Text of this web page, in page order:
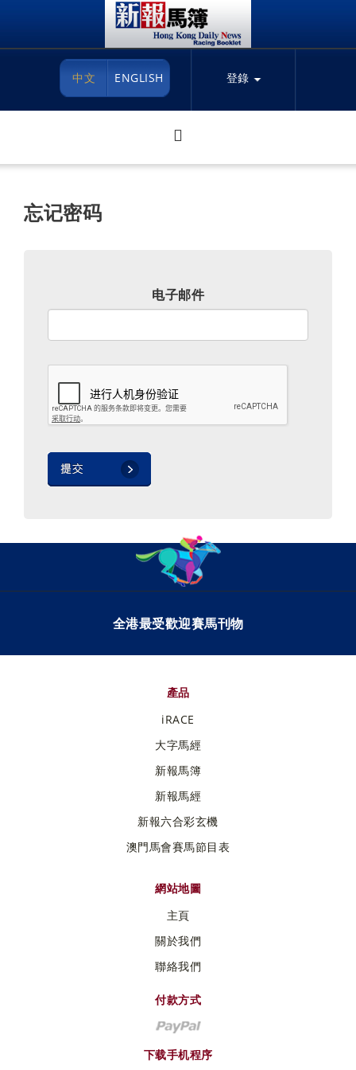
中文 ENGLISH 登錄
忘记密码
电子邮件
全港最受歡迎賽馬刊物
產品
iRACE
大字馬經
新報馬簿
新報馬經
新報六合彩玄機
澳門馬會賽馬節目表
網站地圖
主頁
關於我們
聯絡我們
付款方式
下载手机程序